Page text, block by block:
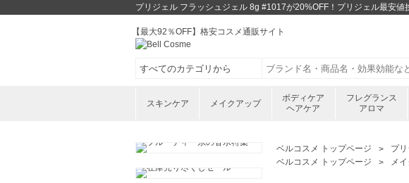
プリジェル フラッシュジェル 8g #1017が20%OFF！プリジェル最安値
【最大92％OFF】格安コスメ通販サイト
スキンケア メイクアップ
ボディケア
ヘアケア
フレグランス
アロマ
ベルコスメ トップページ プリ
ベルコスメ トップページ
メ